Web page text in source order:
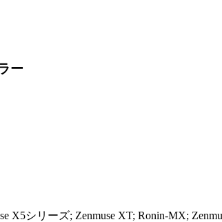
ー
X5シリーズ; Zenmuse XT; Ronin-MX;